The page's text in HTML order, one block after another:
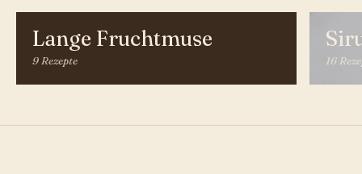
Lange Fruchtmuse
9 Rezepte 16